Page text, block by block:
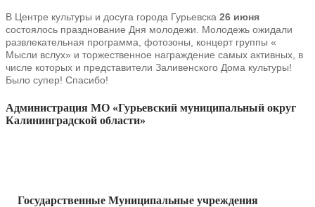
В Центре культуры и досуга города Гурьевска 26 июня
состоялось празднование Дня молодежи. Молодежь ожидали
развлекательная программа, фотозоны, концерт группы «
Мысли вслух» и торжественное награждение самых активных, в
числе которых и представители Заливенского Дома культуры!
Было супер! Спасибо!
Администрация МО «Гурьевский муниципальный округ
Калининградской области»
Государственные Муниципальные учреждения